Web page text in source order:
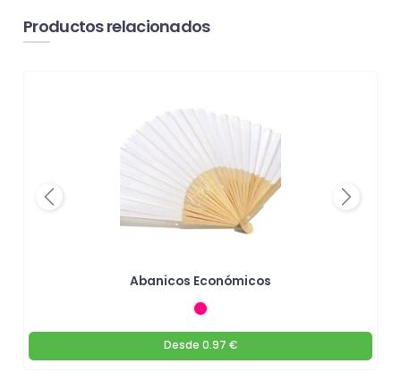
Productos relacionados
Abanicos Económicos
Desde 0.97 €
Previous Next